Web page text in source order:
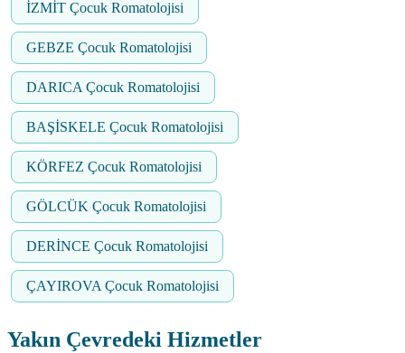
İZMİT Çocuk Romatolojisi
GEBZE Çocuk Romatolojisi
DARICA Çocuk Romatolojisi
BAŞİSKELE Çocuk Romatolojisi
KÖRFEZ Çocuk Romatolojisi
GÖLCÜK Çocuk Romatolojisi
DERİNCE Çocuk Romatolojisi
ÇAYIROVA Çocuk Romatolojisi
Yakın Çevredeki Hizmetler